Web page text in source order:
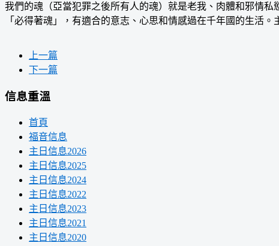
我們的魂（亞當犯罪之後所有人的魂）就是老我、肉體和邪情
「必得著魂」，有適合的意志、心思和情感過在千年國的生活
上一篇
下一篇
信息重溫
首頁
福音信息
主日信息2026
主日信息2025
主日信息2024
主日信息2022
主日信息2023
主日信息2021
主日信息2020